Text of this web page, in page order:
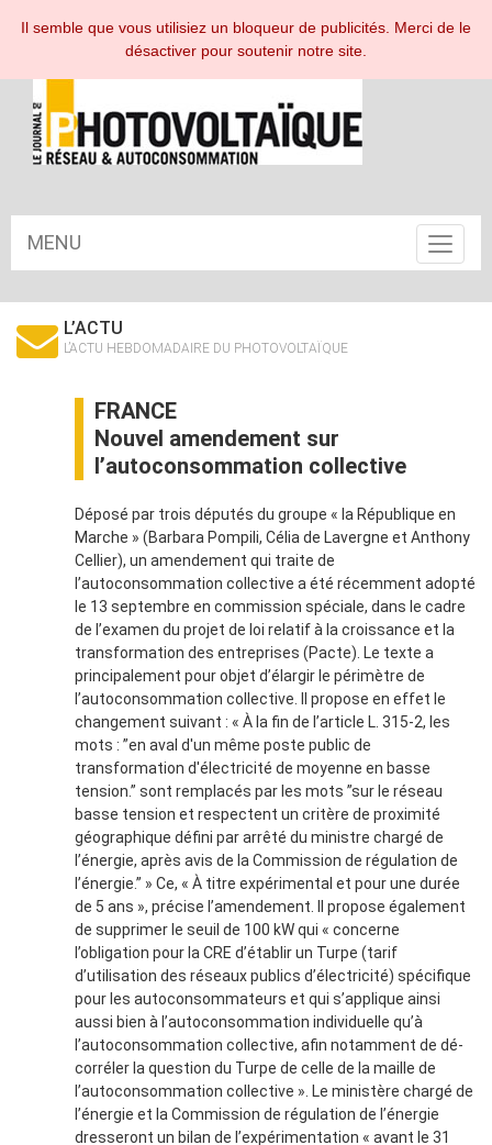
ESPACE ABONNÉ
MENU
Toggle
L’ACTU
L’ACTU HEBDOMADAIRE DU PHOTOVOLTAÏQUE
FRANCE
Nouvel amendement sur
l’autoconsommation collective
Déposé par trois députés du groupe « la République en
Marche » (Barbara Pompili, Célia de Lavergne et Anthony
Cellier), un amendement qui traite de
l’autoconsommation collective a été récemment adopté
le 13 septembre en commission spéciale, dans le cadre
de l’examen du projet de loi relatif à la croissance et la
transformation des entreprises (Pacte). Le texte a
principalement pour objet d’élargir le périmètre de
l’autoconsommation collective. Il propose en effet le
changement suivant : « À la fin de l’article L. 315-2, les
mots : ”en aval d'un même poste public de
transformation d'électricité de moyenne en basse
tension.” sont remplacés par les mots ”sur le réseau
basse tension et respectent un critère de proximité
géographique défini par arrêté du ministre chargé de
l’énergie, après avis de la Commission de régulation de
l’énergie.” » Ce, « À titre expérimental et pour une durée
de 5 ans », précise l’amendement. Il propose également
de supprimer le seuil de 100 kW qui « concerne
l’obligation pour la CRE d’établir un Turpe (tarif
d’utilisation des réseaux publics d’électricité) spécifique
pour les autoconsommateurs et qui s’applique ainsi
aussi bien à l’autoconsommation individuelle qu’à
l’autoconsommation collective, afin notamment de dé-
corréler la question du Turpe de celle de la maille de
l’autoconsommation collective ». Le ministère chargé de
l’énergie et la Commission de régulation de l’énergie
dresseront un bilan de l’expérimentation « avant le 31
Il semble que vous utilisiez un bloqueur de publicités. Merci de le
désactiver pour soutenir notre site.